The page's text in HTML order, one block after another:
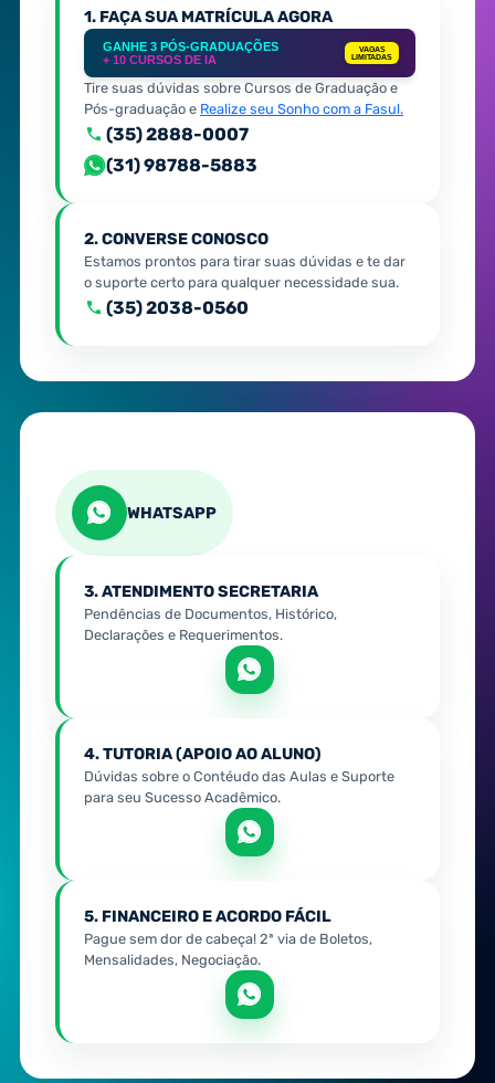
1. FAÇA SUA MATRÍCULA AGORA
GANHE 3 PÓS-GRADUAÇÕES
+ 10 CURSOS DE IA
VAGAS
LIMITADAS
Tire suas dúvidas sobre Cursos de Graduação e
Pós-graduação e Realize seu Sonho com a Fasul.
(35) 2888-0007
(31) 98788-5883
2. CONVERSE CONOSCO
Estamos prontos para tirar suas dúvidas e te dar
o suporte certo para qualquer necessidade sua.
(35) 2038-0560
WHATSAPP
3. ATENDIMENTO SECRETARIA
Pendências de Documentos, Histórico,
Declarações e Requerimentos.
4. TUTORIA (APOIO AO ALUNO)
Dúvidas sobre o Contéudo das Aulas e Suporte
para seu Sucesso Acadêmico.
5. FINANCEIRO E ACORDO FÁCIL
Pague sem dor de cabeça! 2ª via de Boletos,
Mensalidades, Negociação.